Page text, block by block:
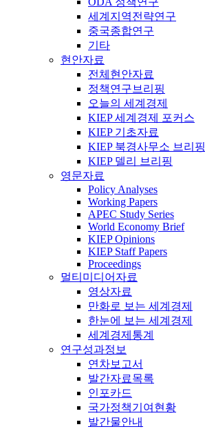
세계지역전략연구
중국종합연구
기타
현안자료
전체현안자료
정책연구브리핑
오늘의 세계경제
KIEP 세계경제 포커스
KIEP 기초자료
KIEP 북경사무소 브리핑
KIEP 델리 브리핑
영문자료
Policy Analyses
Working Papers
APEC Study Series
World Economy Brief
KIEP Opinions
KIEP Staff Papers
Proceedings
멀티미디어자료
영상자료
만화로 보는 세계경제
한눈에 보는 세계경제
세계경제통계
연구성과정보
연차보고서
발간자료목록
인포카드
국가정책기여현황
발간물안내